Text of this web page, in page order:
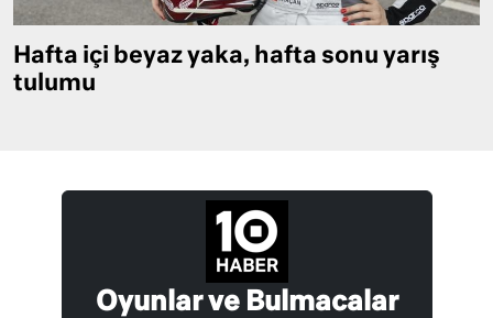
Hafta içi beyaz yaka, hafta sonu yarış
tulumu
Oyunlar ve Bulmacalar